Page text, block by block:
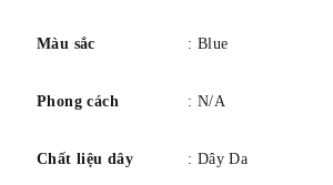
Màu sắc : Blue
Phong cách : N/A
Chất liệu dây : Dây Da